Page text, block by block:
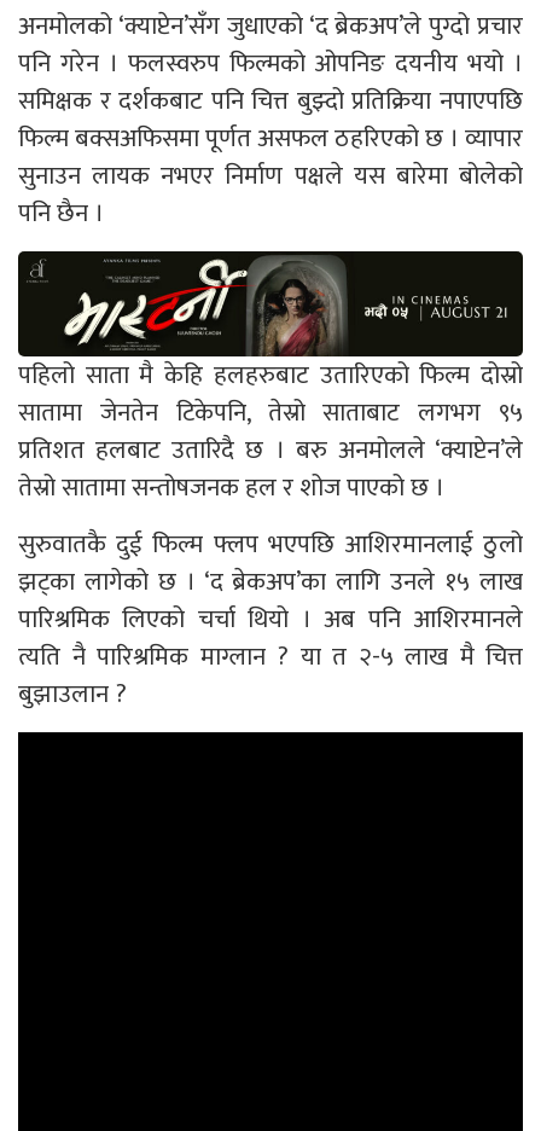
अनमोलको ‘क्याप्टेन’सँग जुधाएको ‘द ब्रेकअप’ले पुग्दो प्रचार
पनि गरेन । फलस्वरुप फिल्मको ओपनिङ दयनीय भयो ।
समिक्षक र दर्शकबाट पनि चित्त बुझ्दो प्रतिक्रिया नपाएपछि
फिल्म बक्सअफिसमा पूर्णत असफल ठहरिएको छ । व्यापार
सुनाउन लायक नभएर निर्माण पक्षले यस बारेमा बोलेको
पनि छैन ।
पहिलो साता मै केहि हलहरुबाट उतारिएको फिल्म दोस्रो
सातामा जेनतेन टिकेपनि, तेस्रो साताबाट लगभग ९५
प्रतिशत हलबाट उतारिदै छ । बरु अनमोलले ‘क्याप्टेन’ले
तेस्रो सातामा सन्तोषजनक हल र शोज पाएको छ ।
सुरुवातकै दुई फिल्म फ्लप भएपछि आशिरमानलाई ठुलो
झट्का लागेको छ । ‘द ब्रेकअप’का लागि उनले १५ लाख
पारिश्रमिक लिएको चर्चा थियो । अब पनि आशिरमानले
त्यति नै पारिश्रमिक माग्लान ? या त २-५ लाख मै चित्त
बुझाउलान ?